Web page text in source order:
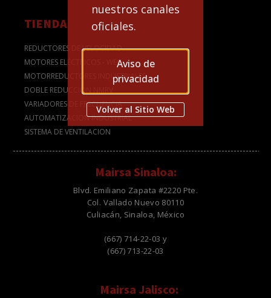
nuestros canales
oficiales.
Aviso de
privacidad
Volver al Sitio Web
TIENDA
REDUCTORES DE VELOCIDAD
MOTORES ELÉCTRICOS - WEG
MOTORREDUCTORES INDUSTRIALES
DOBLE REDUCCIÓN NMRV
VARIADORES DE FRECUENCIA
AUTOMATIZACION INDUSTRIAL
SISTEMA DE VENTILACION
Mairsa Sinaloa:
Blvd. Emiliano Zapata #2220 Pte.
Col. Vallado Nuevo 80110
Culiacán, Sinaloa, México
(667) 714-22-03 y
(667) 713-22-03
Mairsa Jalisco: